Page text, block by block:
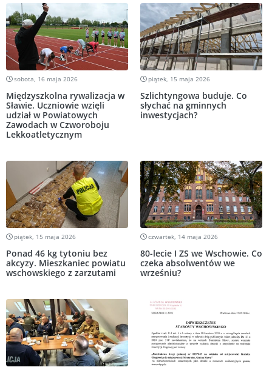
sobota, 16 maja 2026
Międzyszkolna rywalizacja w
Sławie. Uczniowie wzięli
udział w Powiatowych
Zawodach w Czworoboju
Lekkoatletycznym
piątek, 15 maja 2026
Szlichtyngowa buduje. Co
słychać na gminnych
inwestycjach?
piątek, 15 maja 2026
Ponad 46 kg tytoniu bez
akcyzy. Mieszkaniec powiatu
wschowskiego z zarzutami
czwartek, 14 maja 2026
80-lecie I ZS we Wschowie. Co
czeka absolwentów we
wrześniu?